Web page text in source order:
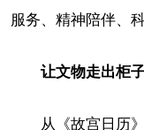
服务、精神陪伴、
让文物走出柜
从《故宫日历